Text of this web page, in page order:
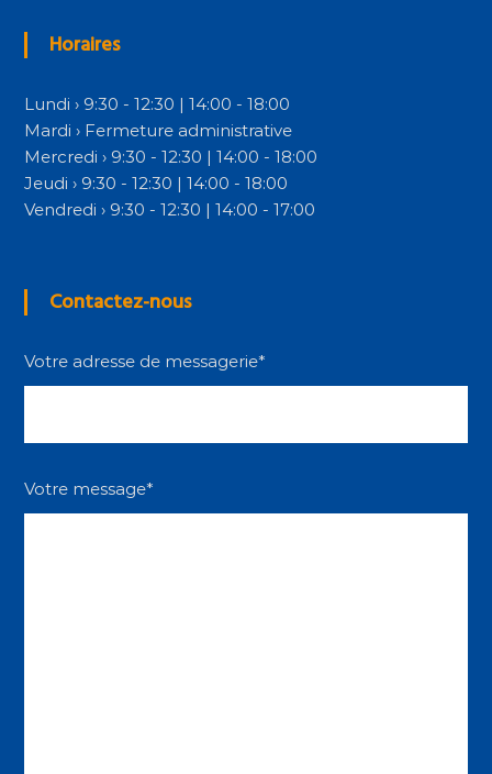
Horaires
Lundi › 9:30 - 12:30 | 14:00 - 18:00
Mardi › Fermeture administrative
Mercredi › 9:30 - 12:30 | 14:00 - 18:00
Jeudi › 9:30 - 12:30 | 14:00 - 18:00
Vendredi › 9:30 - 12:30 | 14:00 - 17:00
Contactez-nous
Votre adresse de messagerie*
Votre message*